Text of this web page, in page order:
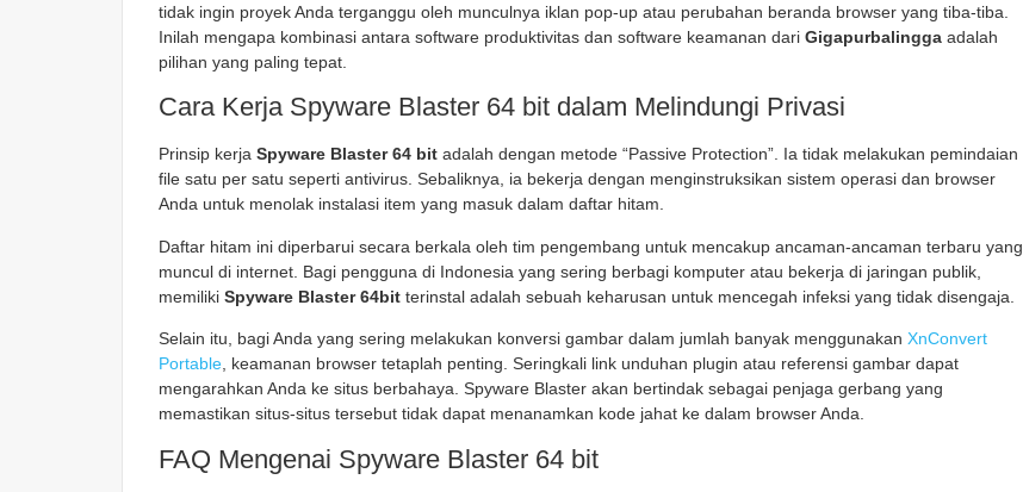
tidak ingin proyek Anda terganggu oleh munculnya iklan pop-up atau perubahan beranda browser yang tiba-tiba.
Inilah mengapa kombinasi antara software produktivitas dan software keamanan dari Gigapurbalingga adalah
pilihan yang paling tepat.
Cara Kerja Spyware Blaster 64 bit dalam Melindungi Privasi
Prinsip kerja Spyware Blaster 64 bit adalah dengan metode “Passive Protection”. Ia tidak melakukan pemindaian
file satu per satu seperti antivirus. Sebaliknya, ia bekerja dengan menginstruksikan sistem operasi dan browser
Anda untuk menolak instalasi item yang masuk dalam daftar hitam.
Daftar hitam ini diperbarui secara berkala oleh tim pengembang untuk mencakup ancaman-ancaman terbaru yang
muncul di internet. Bagi pengguna di Indonesia yang sering berbagi komputer atau bekerja di jaringan publik,
memiliki Spyware Blaster 64bit terinstal adalah sebuah keharusan untuk mencegah infeksi yang tidak disengaja.
Selain itu, bagi Anda yang sering melakukan konversi gambar dalam jumlah banyak menggunakan XnConvert
Portable , keamanan browser tetaplah penting. Seringkali link unduhan plugin atau referensi gambar dapat
mengarahkan Anda ke situs berbahaya. Spyware Blaster akan bertindak sebagai penjaga gerbang yang
memastikan situs-situs tersebut tidak dapat menanamkan kode jahat ke dalam browser Anda.
FAQ Mengenai Spyware Blaster 64 bit